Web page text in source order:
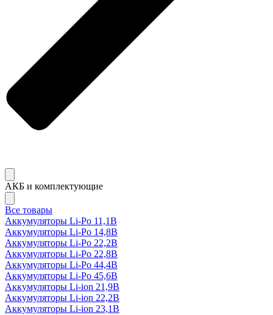
АКБ и комплектующие
Все товары
Аккумуляторы Li-Po 11,1В
Аккумуляторы Li-Po 14,8В
Аккумуляторы Li-Po 22,2В
Аккумуляторы Li-Po 22,8В
Аккумуляторы Li-Po 44,4В
Аккумуляторы Li-Po 45,6В
Аккумуляторы Li-ion 21,9В
Аккумуляторы Li-ion 22,2В
Аккумуляторы Li-ion 23,1В